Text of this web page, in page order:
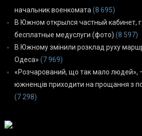
начальник военкомата (8 695)
В Южном открылся частный кабинет,
бесплатные медуслуги (фото) (8 597)
В Южному змінили розклад руху
Одеса» (7 969)
«Розчарований, що так мало людей»,
южненців приходити на прощання з
(7 298)